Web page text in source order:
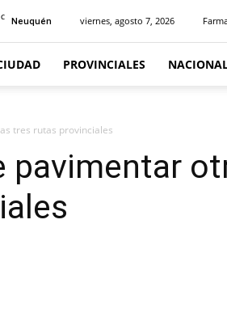
C Neuquén viernes, agosto 7, 2026
PROVINCIALES
tres rutas provinciales
pavimentar